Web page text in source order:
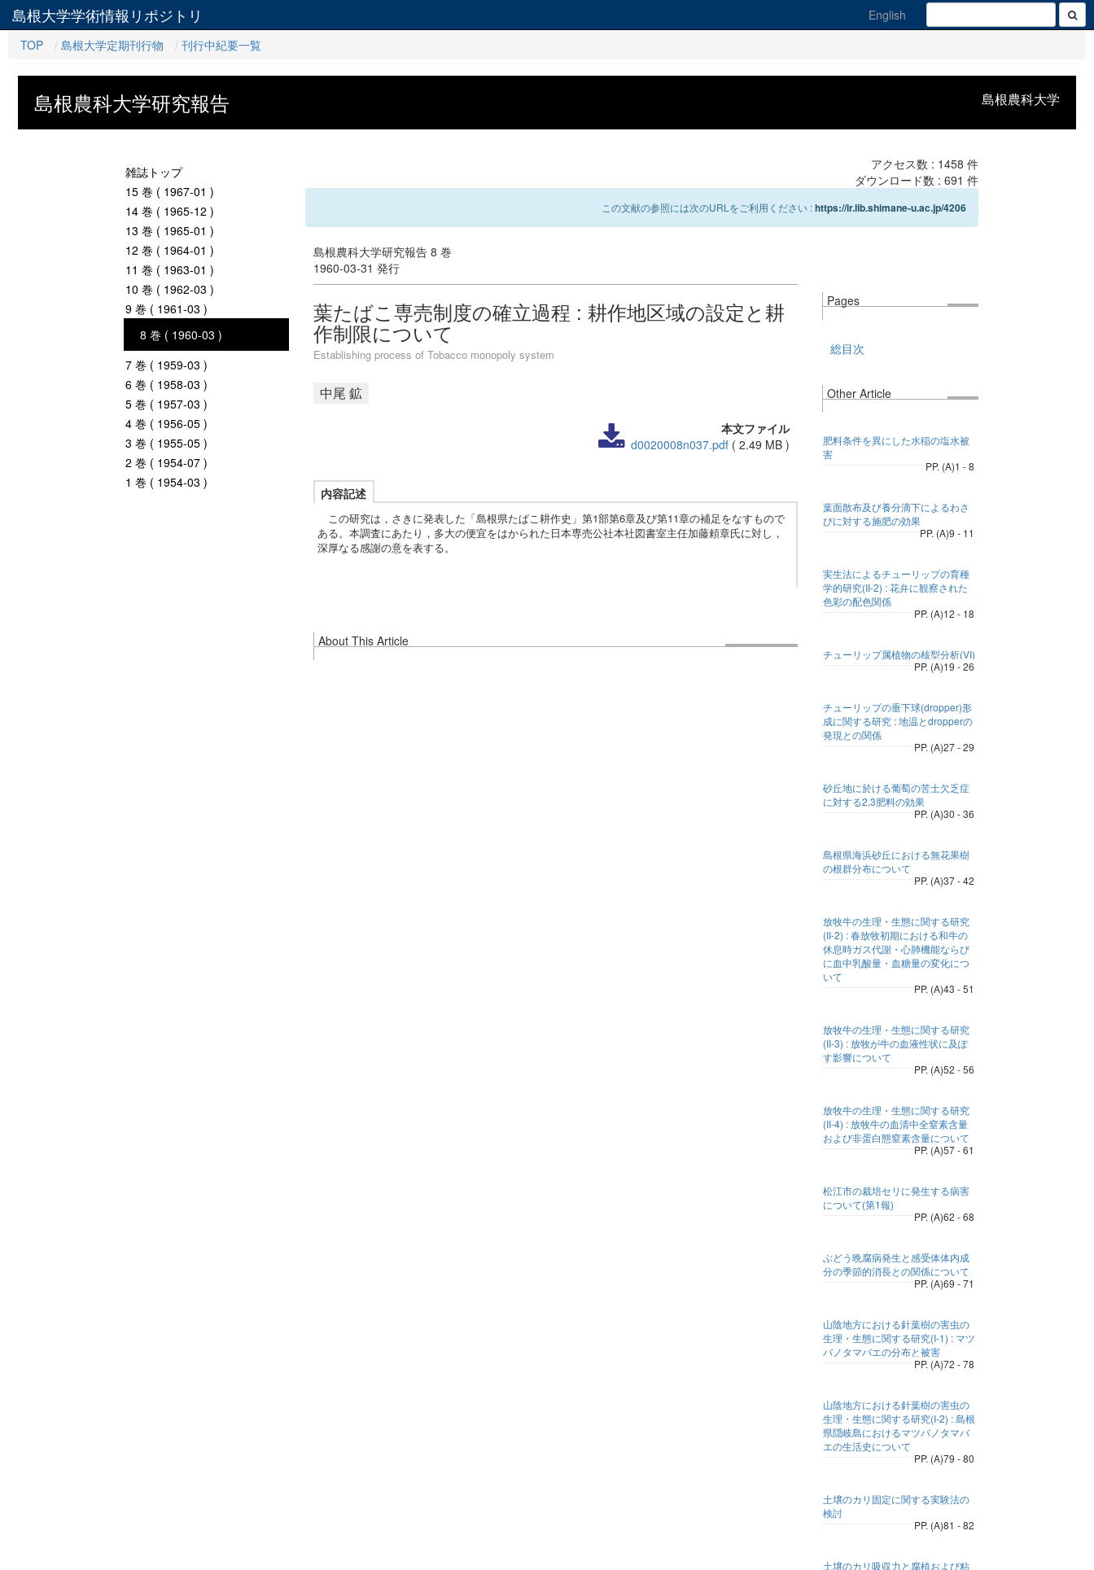
島根大学学術情報リポジトリ
English
TOP
島根大学定期刊行物 刊行中紀要一覧
島根農科大学
島根農科大学研究報告
雑誌トップ
15 巻 ( 1967-01 )
14 巻 ( 1965-12 )
13 巻 ( 1965-01 )
12 巻 ( 1964-01 )
11 巻 ( 1963-01 )
10 巻 ( 1962-03 )
9 巻 ( 1961-03 )
8 巻 ( 1960-03 )
7 巻 ( 1959-03 )
6 巻 ( 1958-03 )
5 巻 ( 1957-03 )
4 巻 ( 1956-05 )
3 巻 ( 1955-05 )
2 巻 ( 1954-07 )
1 巻 ( 1954-03 )
アクセス数 : 1458 件
ダウンロード数 : 691 件
この文献の参照には次のURLをご利用ください :https://ir.lib.shimane-u.ac.jp/4206
島根農科大学研究報告 8 巻
1960-03-31 発行
葉たばこ専売制度の確立過程 : 耕作地区域の設定と耕
作制限について
Establishing process of Tobacco monopoly system
中尾 鉱
本文ファイル
d0020008n037.pdf (2.49 MB )
内容記述
この研究は，さきに発表した「島根県たぱこ耕作史」第1部第6章及び第11章の補足をなすもので
ある。本調査にあたり，多大の便宜をはかられた日本専売公社本社図書室主任加藤頼章氏に対し，
深厚なる感謝の意を表する。
About This Article
Pages
総目次
Other Article
肥料条件を異にした水稲の塩水被
害
PP. (A)1 - 8
葉面散布及び養分滴下によるわさ
びに対する施肥の効果
PP. (A)9 - 11
実生法によるチューリップの育種
学的研究(II-2) : 花弁に観察された
色彩の配色関係
PP. (A)12 - 18
チューリップ属植物の核型分析(VI)
PP. (A)19 - 26
チューリップの垂下球(dropper)形
成に関する研究 : 地温とdropperの
発現との関係
PP. (A)27 - 29
砂丘地に於ける葡萄の苦土欠乏症
に対する2,3肥料の効果
PP. (A)30 - 36
島根県海浜砂丘における無花果樹
の根群分布について
PP. (A)37 - 42
放牧牛の生理・生態に関する研究
(II-2) : 春放牧初期における和牛の
休息時ガス代謝・心肺機能ならび
に血中乳酸量・血糖量の変化につ
いて
PP. (A)43 - 51
放牧牛の生理・生態に関する研究
(II-3) : 放牧が牛の血液性状に及ぽ
す影響について
PP. (A)52 - 56
放牧牛の生理・生態に関する研究
(II-4) : 放牧牛の血清中全窒素含量
および非蛋白態窒素含量について
PP. (A)57 - 61
松江市の裁培セリに発生する病害
について(第1報)
PP. (A)62 - 68
ぶどう晩腐病発生と感受体体内成
分の季節的消長との関係について
PP. (A)69 - 71
山陰地方における針葉樹の害虫の
生理・生態に関する研究(I-1) : マツ
バノタマバエの分布と被害
PP. (A)72 - 78
山陰地方における針葉樹の害虫の
生理・生態に関する研究(I-2) : 島根
県隠岐島におけるマツバノタマバ
エの生活史について
PP. (A)79 - 80
土壌のカリ固定に関する実験法の
検討
PP. (A)81 - 82
土壌のカリ吸収力と腐植および粘